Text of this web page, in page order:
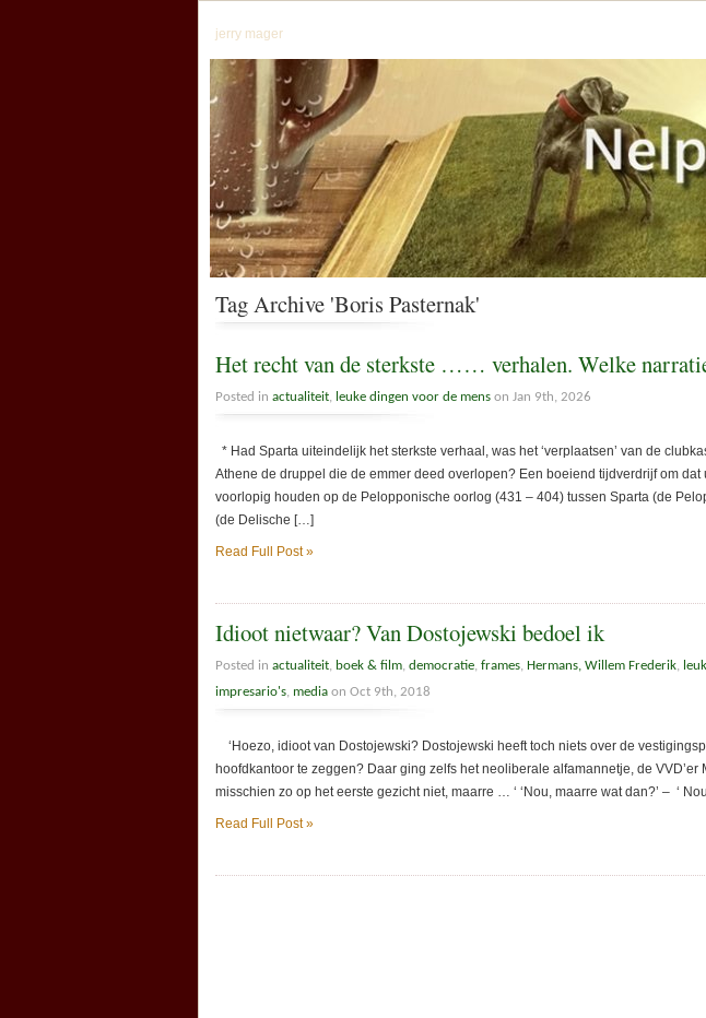
jerry mager
Tag Archive 'Boris Pasternak'
Het recht van de sterkste …… verhalen. Welke
Posted in actualiteit leuke dingen voor de mens on Jan 9th, 2026
* Had Sparta uiteindelijk het sterkste verhaal, was het ‘verplaatsen’ van de
Athene de druppel die de emmer deed overlopen? Een boeiend tijdverdrijf om dat
voorlopig houden op de Pelopponische oorlog (431 – 404) tussen Sparta (de
(de Delische […]
Read Full Post »
Idioot nietwaar? Van Dostojewski bedoel ik
Posted in actualiteit boek & film democratie frames Hermans, Willem Frederik
impresario's media on Oct 9th, 2018
‘Hoezo, idioot van Dostojewski? Dostojewski heeft toch niets over de
hoofdkantoor te zeggen? Daar ging zelfs het neoliberale alfamannetje, de VVD’er
misschien zo op het eerste gezicht niet, maarre … ‘ ‘Nou, maarre wat dan?’ – ‘
Read Full Post »